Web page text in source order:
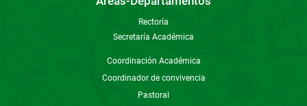
Rectoría
Secretaría Académica
Coordinación Académica
Coordinador de convivencia
Pastoral